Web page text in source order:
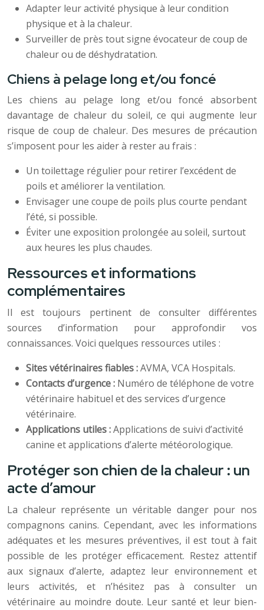
Adapter leur activité physique à leur condition
physique et à la chaleur.
Surveiller de près tout signe évocateur de coup de
chaleur ou de déshydratation.
Chiens à pelage long et/ou foncé
Les chiens au pelage long et/ou foncé absorbent
davantage de chaleur du soleil, ce qui augmente leur
risque de coup de chaleur. Des mesures de précaution
s’imposent pour les aider à rester au frais :
Un toilettage régulier pour retirer l’excédent de
poils et améliorer la ventilation.
Envisager une coupe de poils plus courte pendant
l’été, si possible.
Éviter une exposition prolongée au soleil, surtout
aux heures les plus chaudes.
Ressources et informations
complémentaires
Il est toujours pertinent de consulter différentes
sources d’information pour approfondir vos
connaissances. Voici quelques ressources utiles :
Sites vétérinaires fiables :AVMA, VCA Hospitals.
Contacts d’urgence : Numéro de téléphone de votre
vétérinaire habituel et des services d’urgence
vétérinaire.
Applications utiles :Applications de suivi d’activité
canine et applications d’alerte météorologique.
Protéger son chien de la chaleur : un
acte d’amour
La chaleur représente un véritable danger pour nos
compagnons canins. Cependant, avec les informations
adéquates et les mesures préventives, il est tout à fait
possible de les protéger efficacement. Restez attentif
aux signaux d’alerte, adaptez leur environnement et
leurs activités, et n’hésitez pas à consulter un
vétérinaire au moindre doute. Leur santé et leur bien-